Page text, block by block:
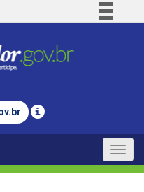
Comunica BR
Legislação
Toggle